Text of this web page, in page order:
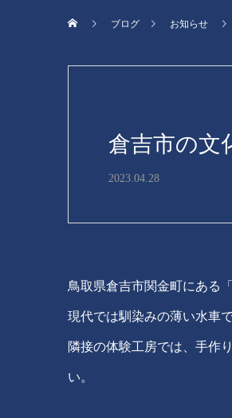
ブログ お知らせ
倉吉市の文
2023.04.28
鳥取県倉吉市関金町にある
現代では馴染みの薄い水車
隣接の体験工房では、手作
い。